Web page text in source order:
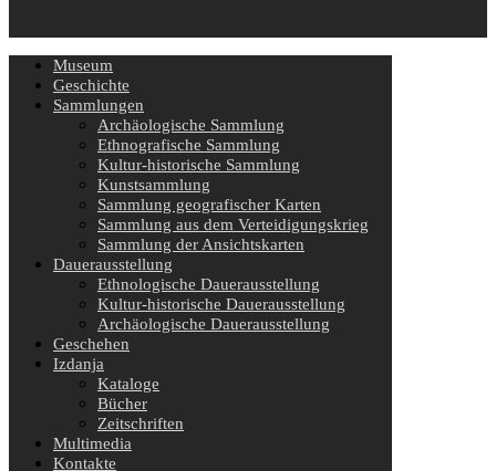
Museum
Geschichte
Sammlungen
Archäologische Sammlung
Ethnografische Sammlung
Kultur-historische Sammlung
Kunstsammlung
Sammlung geografischer Karten
Sammlung aus dem Verteidigungskrieg
Sammlung der Ansichtskarten
Dauerausstellung
Ethnologische Dauerausstellung
Kultur-historische Dauerausstellung
Archäologische Dauerausstellung
Geschehen
Izdanja
Kataloge
Bücher
Zeitschriften
Multimedia
Kontakte